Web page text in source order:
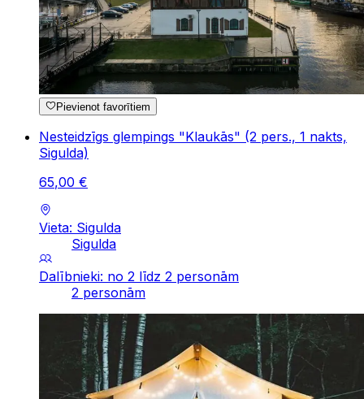
Pievienot favorītiem
Nesteidzīgs glempings "Klaukās" (2 pers., 1 nakts,
Sigulda)
65,00 €
Vieta: Sigulda
Sigulda
Dalībnieki: no 2 līdz 2 personām
2 personām